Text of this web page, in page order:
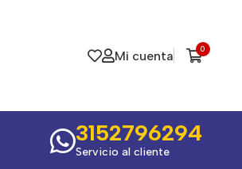
Mi cuenta 0
3152796294
Servicio al cliente